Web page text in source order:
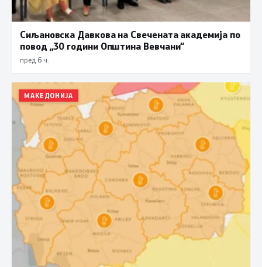
Сиљановска Давкова на Свечената академија по
повод „30 години Општина Вевчани“
пред 6 ч.
МАКЕДОНИЈА